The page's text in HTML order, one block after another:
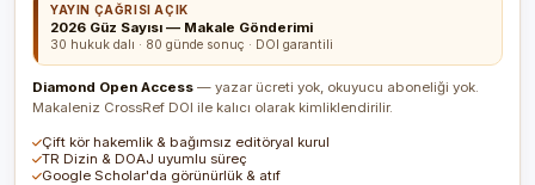
YAYIN ÇAĞRISI AÇIK
2026 Güz Sayısı — Makale Gönderimi
30 hukuk dalı · 80 günde sonuç · DOI garantili
Diamond Open Access — yazar ücreti yok, okuyucu aboneliği yok.
Makaleniz CrossRef DOI ile kalıcı olarak kimliklendirilir.
Çift kör hakemlik & bağımsız editöryal kurul
TR Dizin & DOAJ uyumlu süreç
Google Scholar'da görünürlük & atıf